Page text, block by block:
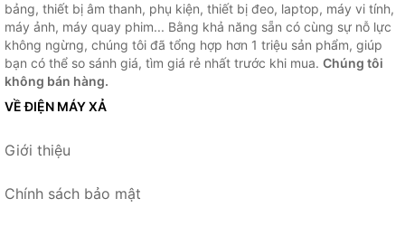
bảng, thiết bị âm thanh, phụ kiện, thiết bị đeo, laptop, máy vi tính,
máy ảnh, máy quay phim... Bằng khả năng sẵn có cùng sự nỗ lực
không ngừng, chúng tôi đã tổng hợp hơn 1 triệu sản phẩm, giúp
bạn có thể so sánh giá, tìm giá rẻ nhất trước khi mua. Chúng tôi
không bán hàng.
VỀ ĐIỆN MÁY XẢ
Giới thiệu
Chính sách bảo mật